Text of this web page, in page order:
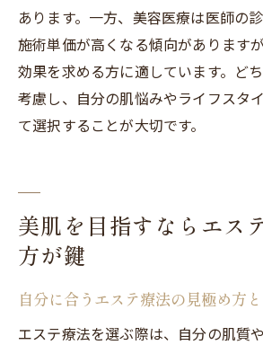
あります。一方、美容医療は医師の
施術単価が高くなる傾向があります
効果を求める方に適しています。ど
考慮し、自分の肌悩みやライフスタ
て選択することが大切です。
美肌を目指すならエス
方が鍵
自分に合うエステ療法の見極め方
エステ療法を選ぶ際は、自分の肌質